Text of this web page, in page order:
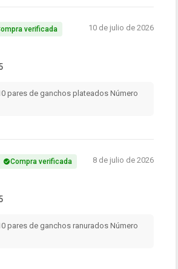
verificada 10 de julio de 2026
pares de ganchos plateados Número
Compra verificada 8 de julio de 2026
pares de ganchos ranurados Número